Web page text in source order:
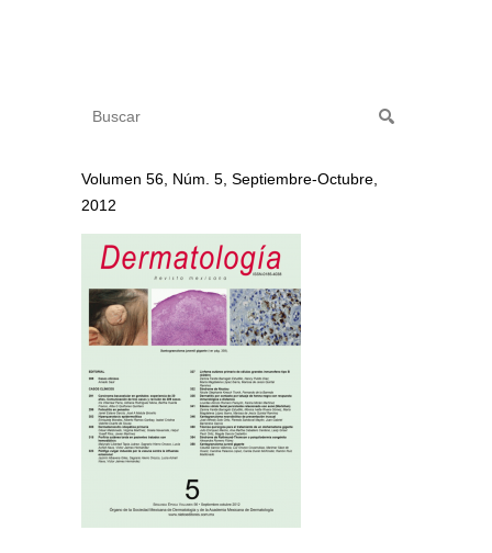
Volumen 56, Núm. 5, Septiembre-Octubre,
2012